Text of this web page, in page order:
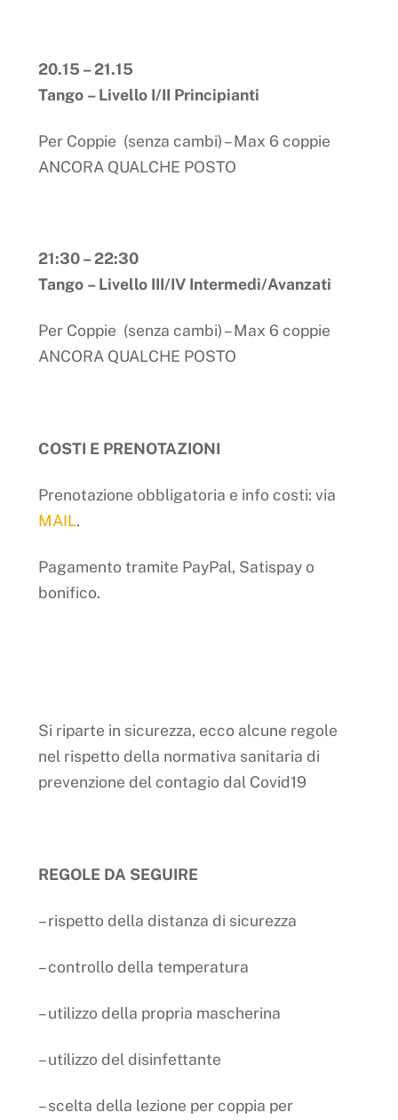
20.15 – 21.15
Tango– Livello I/II Principianti
Per Coppie (senza cambi) – Max 6 coppie
ANCORA QUALCHE POSTO
21:30 – 22:30
Tango– Livello III/IV Intermedi/Avanzati
Per Coppie (senza cambi) – Max 6 coppie
ANCORA QUALCHE POSTO
COSTI E PRENOTAZIONI
Prenotazione obbligatoria e info costi: via
MAIL.
Pagamento tramite PayPal, Satispay o
bonifico.
Si riparte in sicurezza, ecco alcune regole
nel rispetto della normativa sanitaria di
prevenzione del contagio dal Covid19
REGOLE DA SEGUIRE
– rispetto della distanza di sicurezza
– controllo della temperatura
– utilizzo della propria mascherina
– utilizzo del disinfettante
– scelta della lezione per coppia per